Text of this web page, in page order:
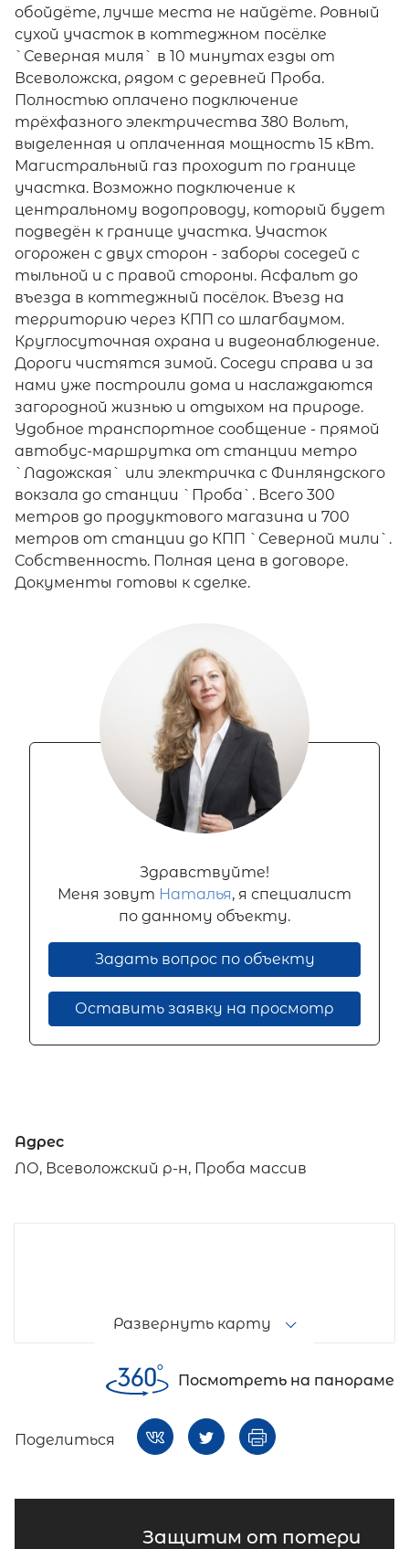
обойдёте, лучше места не найдёте. Ровный
сухой участок в коттеджном посёлке
`Северная миля` в 10 минутах езды от
Всеволожска, рядом с деревней Проба.
Полностью оплачено подключение
трёхфазного электричества 380 Вольт,
выделенная и оплаченная мощность 15 кВт.
Магистральный газ проходит по границе
участка. Возможно подключение к
центральному водопроводу, который будет
подведён к границе участка. Участок
огорожен с двух сторон - заборы соседей с
тыльной и с правой стороны. Асфальт до
въезда в коттеджный посёлок. Въезд на
территорию через КПП со шлагбаумом.
Круглосуточная охрана и видеонаблюдение.
Дороги чистятся зимой. Соседи справа и за
нами уже построили дома и наслаждаются
загородной жизнью и отдыхом на природе.
Удобное транспортное сообщение - прямой
автобус-маршрутка от станции метро
`Ладожская` или электричка с Финляндского
вокзала до станции `Проба`. Всего 300
метров до продуктового магазина и 700
метров от станции до КПП `Северной мили`.
Собственность. Полная цена в договоре.
Документы готовы к сделке.
Здравствуйте!
Меня зовут Наталья, я специалист
по данному объекту.
Задать вопрос по объекту
Оставить заявку на просмотр
Адрес
ЛО, Всеволожский р-н, Проба массив
Развернуть карту
Посмотреть на панораме
Поделиться
Защитим от потери